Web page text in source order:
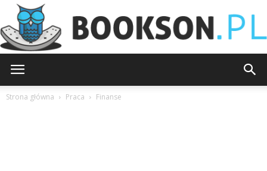
Strona główna Praca Finanse